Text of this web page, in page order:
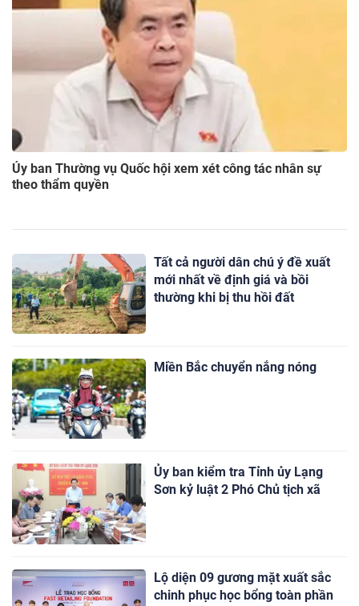
Ủy ban Thường vụ Quốc hội xem xét công tác nhân sự
theo thẩm quyền
Tất cả người dân chú ý đề xuất
mới nhất về định giá và bồi
thường khi bị thu hồi đất
Miền Bắc chuyển nắng nóng
Ủy ban kiểm tra Tỉnh ủy Lạng
Sơn kỷ luật 2 Phó Chủ tịch xã
Lộ diện 09 gương mặt xuất sắc
chinh phục học bổng toàn phần